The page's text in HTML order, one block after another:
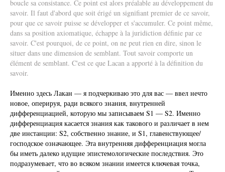
boucle sa consistance. Ce point est alors préalable au développement du
savoir. Il faut d'abord que soit érigé un signifiant premier de ce savoir,
pour que ce savoir puisse se développer et s'accumuler. Ce point même,
dans sa position axiomatique, échappe à la juridiction définie par ce
savoir. C'est pourquoi, de ce point, on ne peut rien en dire, sinon le
situer dans une dimension de semblant. Tout savoir comporte un
élément de semblant. C'est ce que Lacan a apporté à la définition du
savoir.
Именно здесь Лакан — я подчеркиваю это для вас — ввел нечто
новое, оперируя, ради всякого знания, внутренней
дифференциацией, которую мы записываем S1 — S2. Именно
дифференциация касается знания как такового и различает в нем
две инстанции: S2, собственно знание, и S1, главенствующее/
господское означающее. Эта внутренняя дифференциация могла
бы иметь далеко идущие эпистемологические последствия. Это
подразумевает, что во всяком знании имеется ключевая точка,